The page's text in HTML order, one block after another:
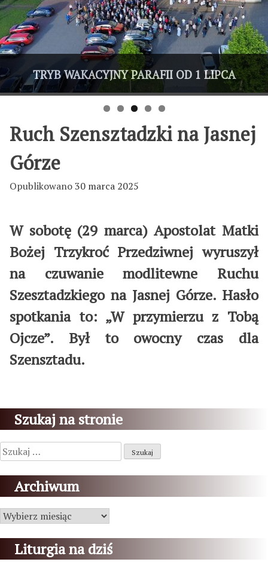
Zapisy na pieszą pielgrzymkę
Najgorliwsi nagrodzeni
TRYB WAKACYJNY PARAFII OD 1 LIPCA
5-dniowa wycieczka LSO
OAZA DOROSŁYCH ZAKOŃCZYŁA
ROK FORMACJI
Ruch Szensztadzki na Jasnej
Górze
Opublikowano30 marca 2025
W sobotę (29 marca) Apostolat Matki
Bożej Trzykroć Przedziwnej wyruszył
na czuwanie modlitewne Ruchu
Szesztadzkiego na Jasnej Górze. Hasło
spotkania to: „W przymierzu z Tobą
Ojcze”. Był to owocny czas dla
Szensztadu.
Szukaj na stronie
Szukaj:
Archiwum
Archiwum
Liturgia na dziś